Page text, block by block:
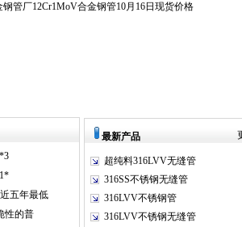
钢管厂12Cr1MoV合金钢管10月16日现货价格
五年最低
性的普
最新产品
超纯料316LVV无缝管
316SS不锈钢无缝管
316LVV不锈钢管
316LVV不锈钢无缝管